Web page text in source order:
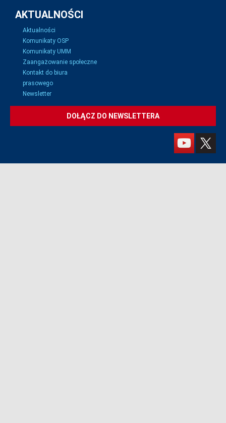
AKTUALNOŚCI
Aktualności
Komunikaty OSP
Komunikaty UMM
Zaangażowanie społeczne
Kontakt do biura
prasowego
Newsletter
DOŁĄCZ DO NEWSLETTERA